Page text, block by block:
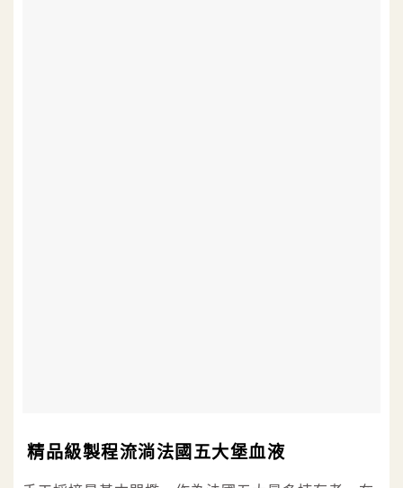
精品級製程流淌法國五大堡血液